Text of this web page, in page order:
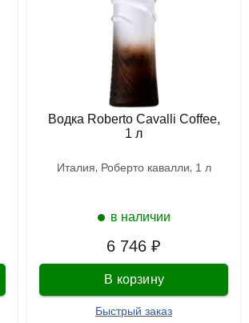
6 746 ₽
Водка Roberto Cavalli Coffee,
1 л
италия роберто кавалли 1 л
В корзину
Быстрый заказ
в наличии